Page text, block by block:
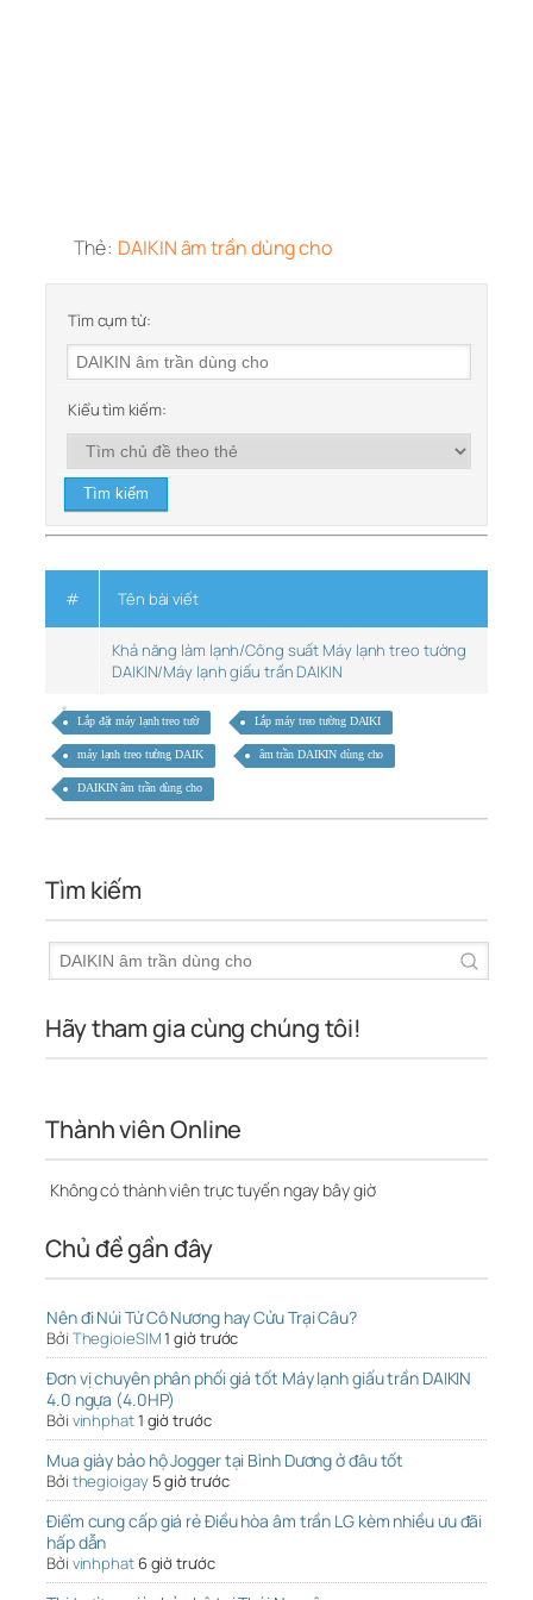
Thẻ: DAIKIN âm trần dùng cho
Tìm cụm từ:
Kiểu tìm kiếm:
# Tên bài viết
Khả năng làm lạnh/Công suất Máy lạnh treo tường
DAIKIN/Máy lạnh giấu trần DAIKIN
Lắp đặt máy lạnh treo tườ Lắp máy treo tường DAIKI
máy lạnh treo tường DAIK âm trần DAIKIN dùng cho
DAIKIN âm trần dùng cho
Tìm kiếm
Hãy tham gia cùng chúng tôi!
Thành viên Online
Không có thành viên trực tuyến ngay bây giờ
Chủ đề gần đây
Nên đi Núi Tứ Cô Nương hay Cửu Trại Câu?
Bởi ThegioieSIM1 giờ trước
Đơn vị chuyên phân phối giá tốt Máy lạnh giấu trần DAIKIN
4.0 ngựa (4.0HP)
Bởi vinhphat1 giờ trước
Mua giày bảo hộ Jogger tại Bình Dương ở đâu tốt
Bởi thegioigay 5 giờ trước
Điểm cung cấp giá rẻ Điều hòa âm trần LG kèm nhiều ưu đãi
hấp dẫn
Bởi vinhphat 6 giờ trước